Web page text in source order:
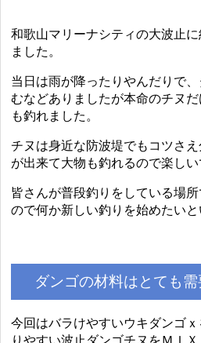
和歌山マリーナシティの大波止
ました。
当日は雨が降ったりやんだりで
むなどありましたが本命のチヌ
も釣れました。
チヌは身近な防波堤でもコツさ
が出来て大物も釣れるので楽しい
皆さんが普段釣りをしている場
ので何か新しい釣りを始めたいと
ダンゴの材料はとても
今回はバラけやすいウキダンゴ